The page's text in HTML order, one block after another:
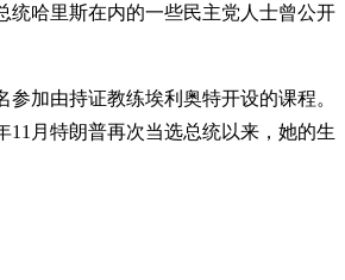
统哈里斯在内的一些民主党人士曾公开
参加由持证教练埃利奥特开设的课程。
11月特朗普再次当选总统以来，她的生